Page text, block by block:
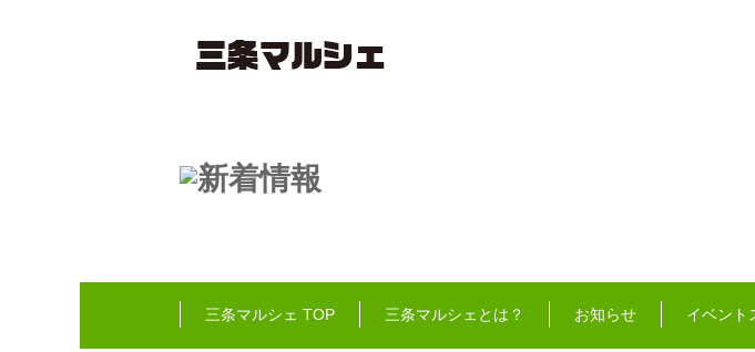
三条マルシェ TOP 三条マルシェとは？ お知らせ イベント